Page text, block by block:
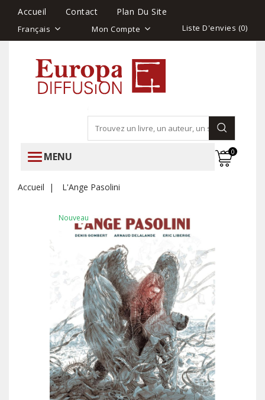
Accueil Contact Plan Du Site
Français Mon Compte Liste D'envies (0)
MENU 0
Accueil L'Ange Pasolini
Nouveau